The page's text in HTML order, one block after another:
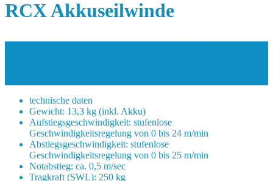
RCX Akkuseilwinde
technische daten
Gewicht: 13,3 kg (inkl. Akku)
Aufstiegsgeschwindigkeit: stufenlose
Geschwindigkeitsregelung von 0 bis 24 m/min
Abstiegsgeschwindigkeit: stufenlose
Geschwindigkeitsregelung von 0 bis 25 m/min
Notabstieg: ca. 0,5 m/sec
Tragkraft (SWL): 250 kg